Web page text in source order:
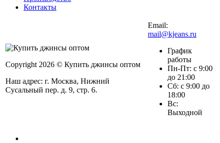
Контакты
Copyright 2026 © Купить джинсы оптом
Наш адрес: г. Москва, Нижний
Сусальный пер. д. 9, стр. 6.
Email:
mail@kjeans.ru
График
работы
Пн-Пт: с 9:00
до 21:00
Сб: с 9:00 до
18:00
Вс:
Выходной